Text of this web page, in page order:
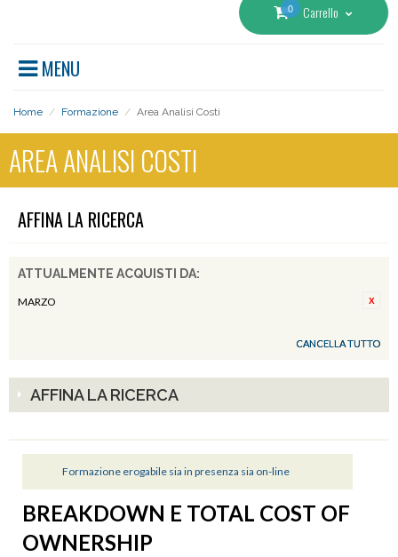
0 Carrello
MENU
Home / Formazione / Area Analisi Costi
AREA ANALISI COSTI
AFFINA LA RICERCA
ATTUALMENTE ACQUISTI DA:
MARZO
CANCELLA TUTTO
AFFINA LA RICERCA
Formazione erogabile sia in presenza sia on-line
BREAKDOWN E TOTAL COST OF
OWNERSHIP